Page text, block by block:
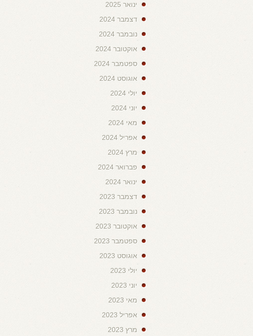
ינואר 2025
דצמבר 2024
נובמבר 2024
אוקטובר 2024
ספטמבר 2024
אוגוסט 2024
יולי 2024
יוני 2024
מאי 2024
אפריל 2024
מרץ 2024
פברואר 2024
ינואר 2024
דצמבר 2023
נובמבר 2023
אוקטובר 2023
ספטמבר 2023
אוגוסט 2023
יולי 2023
יוני 2023
מאי 2023
אפריל 2023
מרץ 2023